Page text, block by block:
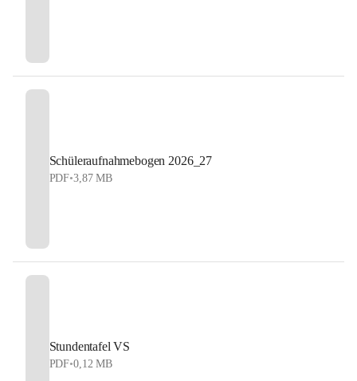
Schüleraufnahmebogen 2026_27
PDF•3,87 MB
Stundentafel VS
PDF•0,12 MB